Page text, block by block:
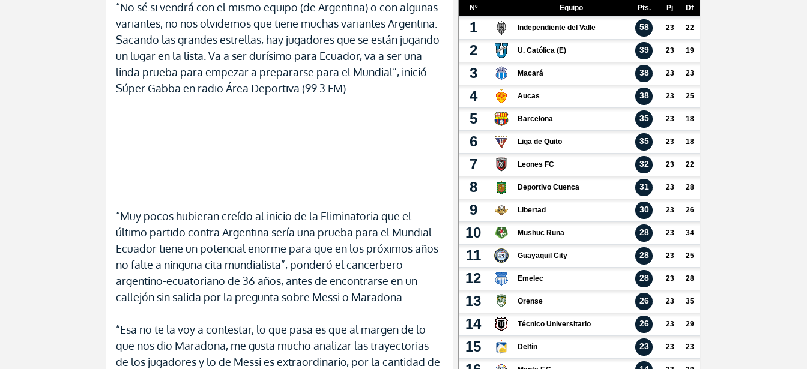
“No sé si vendrá con el mismo equipo (de Argentina) o con algunas
variantes, no nos olvidemos que tiene muchas variantes Argentina.
Sacando las grandes estrellas, hay jugadores que se están jugando
un lugar en la lista. Va a ser durísimo para Ecuador, va a ser una
linda prueba para empezar a prepararse para el Mundial”, inició
Súper Gabba en radio Área Deportiva (99.3 FM).
“Muy pocos hubieran creído al inicio de la Eliminatoria que el
último partido contra Argentina sería una prueba para el Mundial.
Ecuador tiene un potencial enorme para que en los próximos años
no falte a ninguna cita mundialista”, ponderó el cancerbero
argentino-ecuatoriano de 36 años, antes de encontrarse en un
callejón sin salida por la pregunta sobre Messi o Maradona.
“Esa no te la voy a contestar, lo que pasa es que al margen de lo
que nos dio Maradona, me gusta mucho analizar las trayectorias
de los jugadores y lo de Messi es extraordinario, por la cantidad de